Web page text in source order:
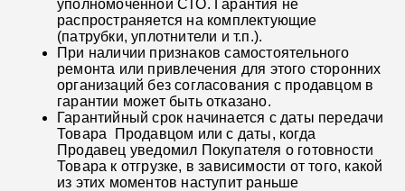
уполномоченной СТО. Гарантия не
распространяется на комплектующие
(патрубки, уплотнители и т.п.).
При наличии признаков самостоятельного
ремонта или привлечения для этого сторонних
организаций без согласования с продавцом в
гарантии может быть отказано.
Гарантийный срок начинается с даты передачи
Товара Продавцом или с даты, когда
Продавец уведомил Покупателя о готовности
Товара к отгрузке, в зависимости от того, какой
из этих моментов наступит раньше